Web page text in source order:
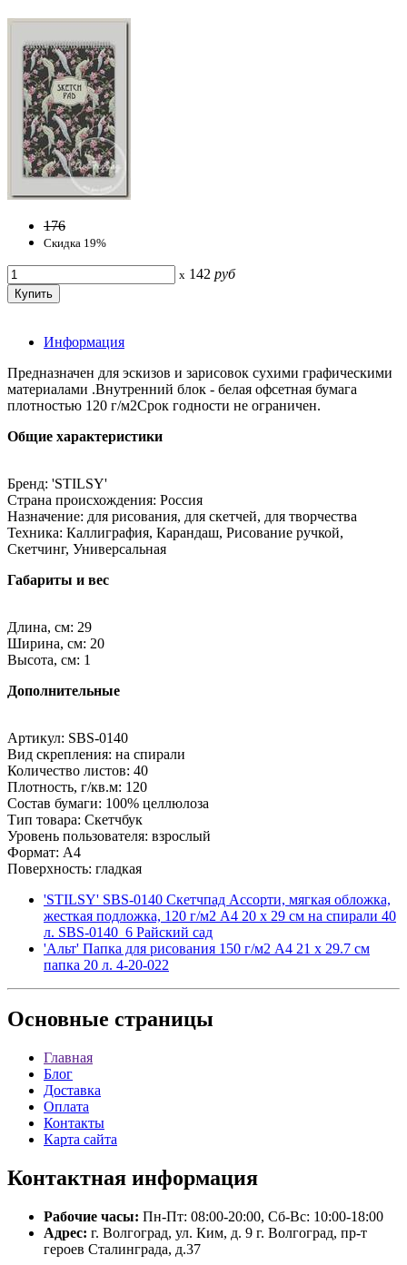
176
Скидка 19%
x 142 руб
Информация
Предназначен для эскизов и зарисовок сухими графическими
материалами .Внутренний блок - белая офсетная бумага
плотностью 120 г/м2Срок годности не ограничен.
Общие характеристики
Бренд: 'STILSY'
Страна происхождения: Россия
Назначение: для рисования, для скетчей, для творчества
Техника: Каллиграфия, Карандаш, Рисование ручкой,
Скетчинг, Универсальная
Габариты и вес
Длина, см: 29
Ширина, см: 20
Высота, см: 1
Дополнительные
Артикул: SBS-0140
Вид скрепления: на спирали
Количество листов: 40
Плотность, г/кв.м: 120
Состав бумаги: 100% целлюлоза
Тип товара: Скетчбук
Уровень пользователя: взрослый
Формат: A4
Поверхность: гладкая
'STILSY' SBS-0140 Скетчпад Ассорти, мягкая обложка,
жесткая подложка, 120 г/м2 A4 20 х 29 см на спирали 40
л. SBS-0140_6 Райский сад
'Альт' Папка для рисования 150 г/м2 A4 21 х 29.7 см
папка 20 л. 4-20-022
Основные страницы
Главная
Блог
Доставка
Оплата
Контакты
Карта сайта
Контактная информация
Рабочие часы: Пн-Пт: 08:00-20:00, Сб-Вс: 10:00-18:00
Адрес: г. Волгоград, ул. Ким, д. 9 г. Волгоград, пр-т
героев Сталинграда, д.37